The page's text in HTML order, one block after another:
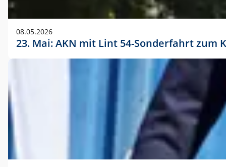
08.05.2026
23. Mai: AKN mit Lint 54-Sonderfahrt